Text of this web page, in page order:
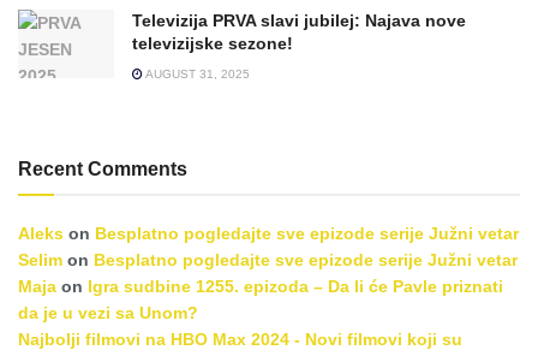
Televizija PRVA slavi jubilej: Najava nove
televizijske sezone!
AUGUST 31, 2025
Recent Comments
Aleks on Besplatno pogledajte sve epizode serije Južni vetar
Selim on Besplatno pogledajte sve epizode serije Južni vetar
Maja on Igra sudbine 1255. epizoda – Da li će Pavle priznati
da je u vezi sa Unom?
Najbolji filmovi na HBO Max 2024 - Novi filmovi koji su